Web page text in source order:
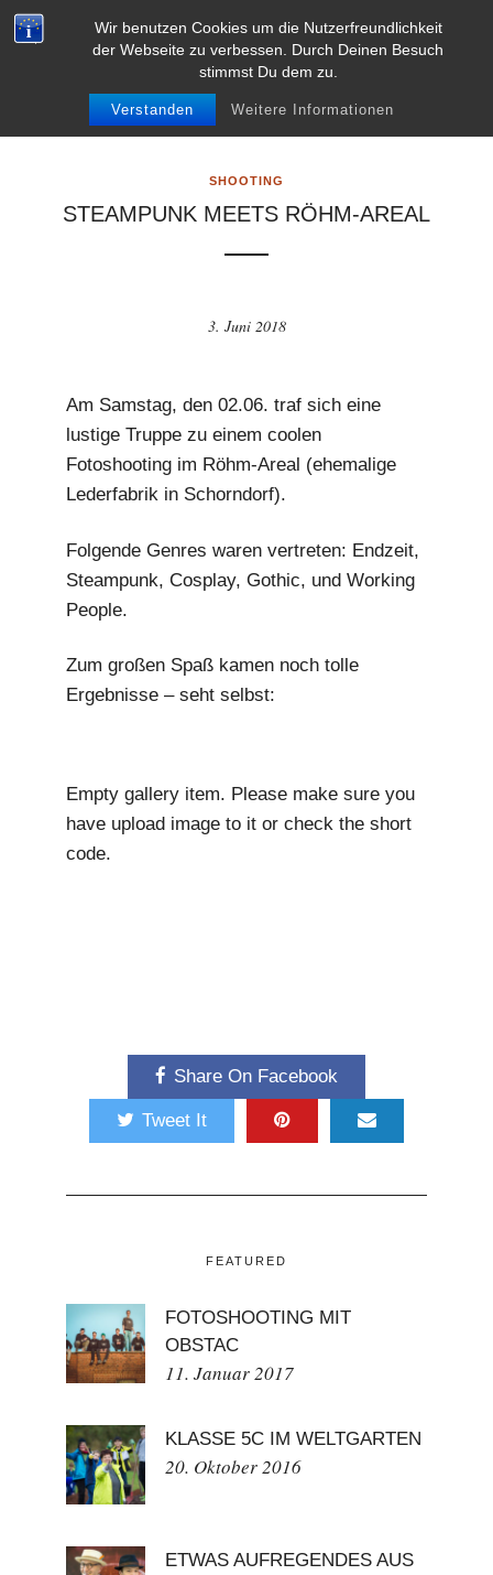
Wir benutzen Cookies um die Nutzerfreundlichkeit
der Webseite zu verbessen. Durch Deinen Besuch
stimmst Du dem zu.
Verstanden Weitere Informationen
r
VITA
DATENSCHUTZERKLÄRUNG DISCLAIMER
SHOOTING
STEAMPUNK MEETS RÖHM-AREAL
3. Juni 2018
Am Samstag, den 02.06. traf sich eine
lustige Truppe zu einem coolen
Fotoshooting im Röhm-Areal (ehemalige
Lederfabrik in Schorndorf).
Folgende Genres waren vertreten: Endzeit,
Steampunk, Cosplay, Gothic, und Working
People.
Zum großen Spaß kamen noch tolle
Ergebnisse – seht selbst:
Empty gallery item. Please make sure you
have upload image to it or check the short
code.
Share On Facebook
Tweet It
FEATURED
FOTOSHOOTING MIT
OBSTAC
11. Januar 2017
KLASSE 5C IM WELTGARTEN
20. Oktober 2016
ETWAS AUFREGENDES AUS